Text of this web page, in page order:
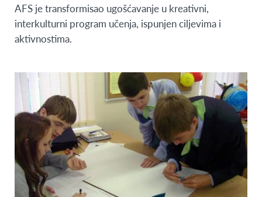
AFS je transformisao ugošćavanje u kreativni,
interkulturni program učenja, ispunjen ciljevima i
aktivnostima.